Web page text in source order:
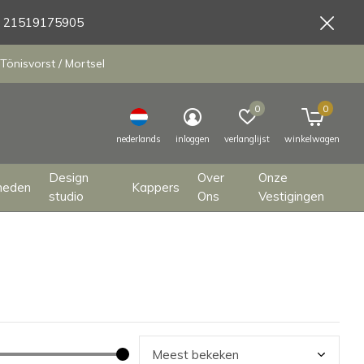
Design
studio
Kappers
Over
Ons
Onze
Vestigingen
nederlands inloggen verlanglijst
0
winkelwagen
0
/ Mortsel
21519175905